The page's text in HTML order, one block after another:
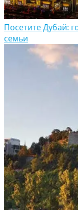
Посетите Дубай:
семьи